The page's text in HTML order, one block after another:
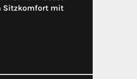
Sitzkomfort mit